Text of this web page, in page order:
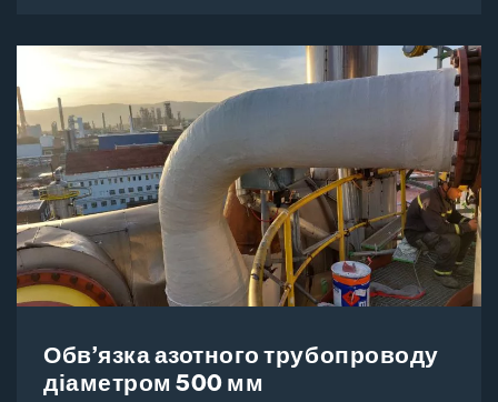
Обв’язка азотного трубопроводу
діаметром 500 мм